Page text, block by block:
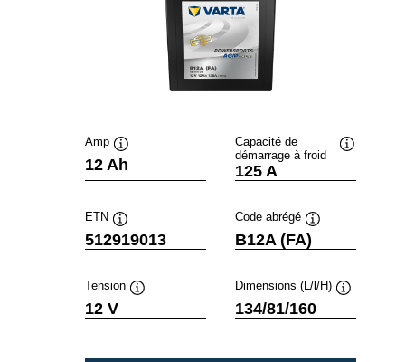
Amp
Infobulle
12 Ah
Capacité de
démarrage à froid
125 A
ETN
Infobulle
512919013
Code abrégé
B12A (FA)
Tension
12 V
Dimensions (L/l/H)
134/81/160